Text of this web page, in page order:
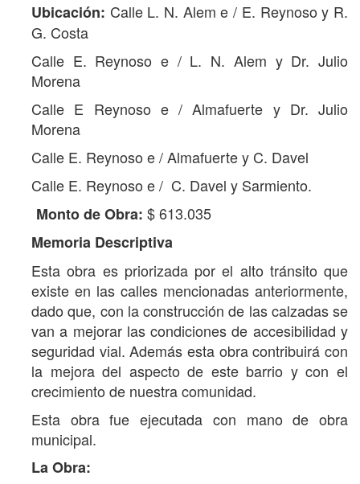
Ubicación: Calle L. N. Alem e / E. Reynoso y R.
G. Costa
Calle E. Reynoso e / L. N. Alem y Dr. Julio
Morena
Calle E Reynoso e / Almafuerte y Dr. Julio
Morena
Calle E. Reynoso e / Almafuerte y C. Davel
Calle E. Reynoso e / C. Davel y Sarmiento.
Monto de Obra: $ 613.035
Memoria Descriptiva
Esta obra es priorizada por el alto tránsito que
existe en las calles mencionadas anteriormente,
dado que, con la construcción de las calzadas se
van a mejorar las condiciones de accesibilidad y
seguridad vial. Además esta obra contribuirá con
la mejora del aspecto de este barrio y con el
crecimiento de nuestra comunidad.
Esta obra fue ejecutada con mano de obra
municipal.
La Obra: